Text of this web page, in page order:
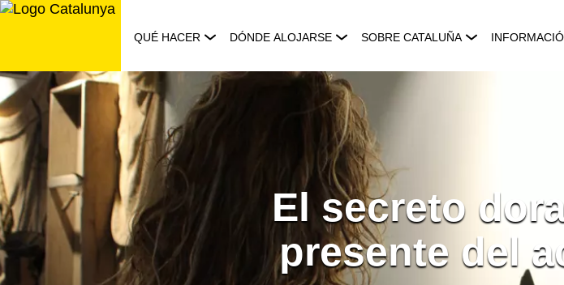
Saltar
QUÉ HACER DÓNDE ALOJARSE SOBRE CATALUÑA
El secreto
presente del